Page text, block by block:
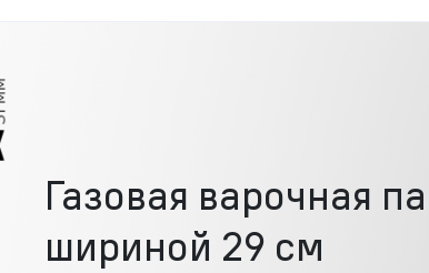
Газовая варочная
шириной 29 см